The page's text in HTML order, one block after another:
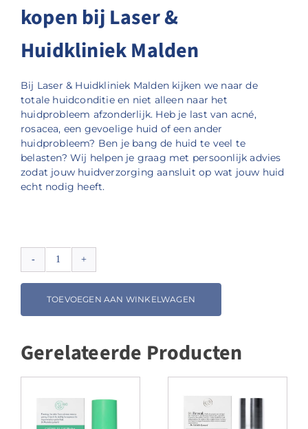
kopen bij Laser &
Huidkliniek Malden
Bij Laser & Huidkliniek Malden kijken we naar de
totale huidconditie en niet alleen naar het
huidprobleem afzonderlijk. Heb je last van acné,
rosacea, een gevoelige huid of een ander
huidprobleem? Ben je bang de huid te veel te
belasten? Wij helpen je graag met persoonlijk advies
zodat jouw huidverzorging aansluit op wat jouw huid
echt nodig heeft.
Renophase
Crème
TOEVOEGEN AAN WINKELWAGEN
Gerelateerde Producten